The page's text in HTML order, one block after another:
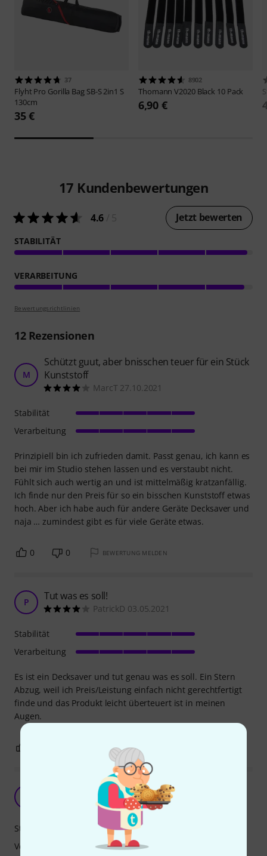
37
Flyht Pro Gorilla Bag SB-S 2in1 S
130cm
35 €
8902
ThomannV2020 Black 10 Pack
6,90 €
17 Kundenbewertungen
4.6 Jetzt bewerten
STABILITÄT
VERARBEITUNG
Bewertungsrichtlinien
12Rezensionen
M
Schützt guut, aber bnisschen teuer für ein Stück
Kunststoff
MarcT 27.10.2021
Prinzipiell bin ich zufrieden damit. Passt genau, ich kann es
bei mir im Studio stehen lassen und es verstaubt nicht.
Fühlt sich auch wertig an und ist mittelmäßig kratzanfällig.
Ich finde nur den Preis für so ein bisschen Kunststoff etwas
hoch. Aber ich habe auch für andere Geräte Decksaver und
naja … zumindest gibt es für viele Geräte etwas.
Stabilität
Verarbeitung
0 0 BEWERTUNG MELDEN
P Tut was es soll!
PatrickD 03.05.2021
Es ist ein Decksaver und tut genau was es soll. Ein Stern
Abzug, weil ich Preis/Leistung einfach nicht gerechtfertigt
finde und das Produkt leicht überteuert ist in meinen
Augen.
Stabilität
Verarbeitung
BEWERTUNG MELDEN
Besser als man meint
De_Ha 22.04.2023
Stabilität
Verarbeitung